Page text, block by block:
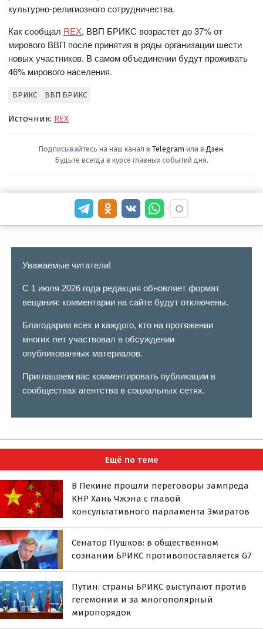
культурно-религиозного сотрудничества.
Как сообщал REX, ВВП БРИКС возрастёт до 37% от
мирового ВВП после принятия в ряды организации шести
новых участников. В самом объединении будут проживать
46% мирового населения.
БРИКС ВВП БРИКС
Источник: REX
Подписывайтесь на наш канал в Telegram или в Дзен.
Будьте всегда в курсе главных событий дня.
Уважаемые читатели!
С 1 июля 2026 года редакция обновляет формат
вещания: комментарии на сайте будут отключены.
Благодарим всех и каждого, кто на протяжении
многих лет участвовал в обсуждении
опубликованных материалов.
Приглашаем вас комментировать публикации в
сообществах агентства в социальных сетях.
Ещё по теме
В Пекине прошли переговоры зампреда
КНР Хань Чжэна с главой
консультативного парламента Эмиратов
Сенатор Пушков: в общественном
сознании БРИКС противопоставляется G7
Путин: страны БРИКС выступают против
гегемонии и за многополярный
миропорядок